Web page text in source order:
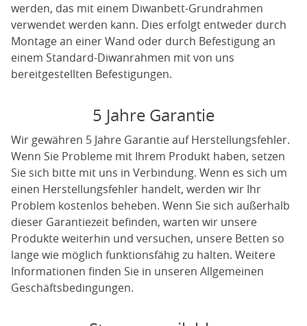
werden, das mit einem Diwanbett-Grundrahmen
verwendet werden kann. Dies erfolgt entweder durch
Montage an einer Wand oder durch Befestigung an
einem Standard-Diwanrahmen mit von uns
bereitgestellten Befestigungen.
5 Jahre Garantie
Wir gewähren 5 Jahre Garantie auf Herstellungsfehler.
Wenn Sie Probleme mit Ihrem Produkt haben, setzen
Sie sich bitte mit uns in Verbindung. Wenn es sich um
einen Herstellungsfehler handelt, werden wir Ihr
Problem kostenlos beheben. Wenn Sie sich außerhalb
dieser Garantiezeit befinden, warten wir unsere
Produkte weiterhin und versuchen, unsere Betten so
lange wie möglich funktionsfähig zu halten. Weitere
Informationen finden Sie in unseren Allgemeinen
Geschäftsbedingungen.